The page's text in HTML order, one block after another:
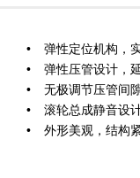
弹性定位机构，
弹性压管设计，
无极调节压管间
滚轮总成静音设
外形美观，结构